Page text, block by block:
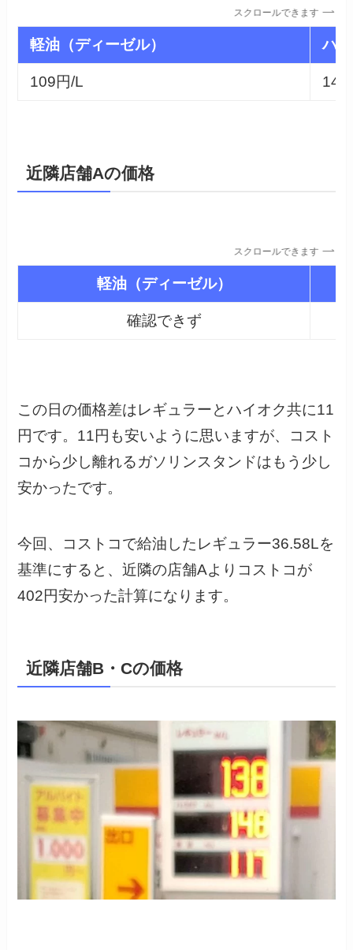
スクロールできます
軽油（ディーゼル） ハ
109円/L 143
近隣店舗Aの価格
スクロールできます
軽油（ディーゼル）
確認できず
この日の価格差はレギュラーとハイオク共に11
円です。11円も安いように思いますが、コスト
コから少し離れるガソリンスタンドはもう少し
安かったです。
今回、コストコで給油したレギュラー36.58Lを
基準にすると、近隣の店舗Aよりコストコが
402円安かった計算になります。
近隣店舗B・Cの価格